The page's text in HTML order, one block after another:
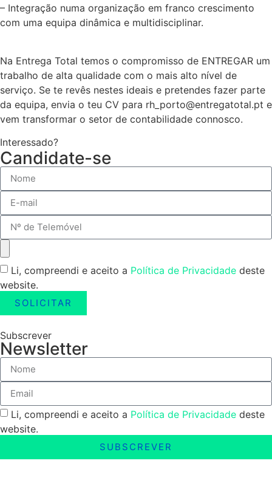
– Integração numa organização em franco crescimento
com uma equipa dinâmica e multidisciplinar.
Na Entrega Total temos o compromisso de ENTREGAR um
trabalho de alta qualidade com o mais alto nível de
serviço. Se te revês nestes ideais e pretendes fazer parte
da equipa, envia o teu CV para rh_porto@entregatotal.pt e
vem transformar o setor de contabilidade connosco.
Interessado?
Candidate-se
Li, compreendi e aceito a Política de Privacidade deste
website.
SOLICITAR
Subscrever
Newsletter
Li, compreendi e aceito a Política de Privacidade deste
website.
SUBSCREVER